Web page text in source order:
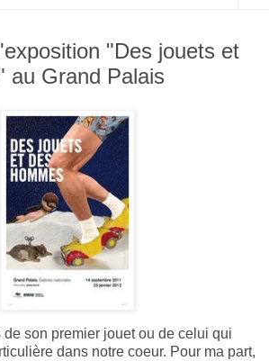
"Des jouets et
au Grand Palais
son premier jouet ou de celui qui
dans notre coeur. Pour ma part,